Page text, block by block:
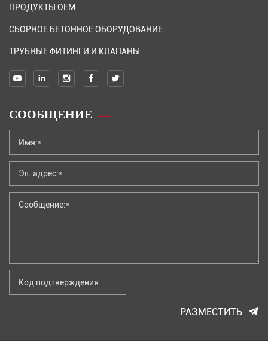
ПРОДУКТЫ OEM
СБОРНОЕ БЕТОННОЕ ОБОРУДОВАНИЕ
ТРУБНЫЕ ФИТИНГИ И КЛАПАНЫ
СООБЩЕНИЕ
РАЗМЕСТИТЬ